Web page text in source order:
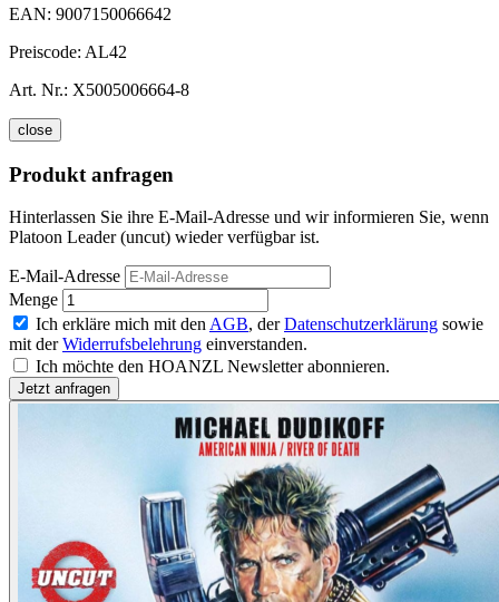
EAN: 9007150066642
Preiscode: AL42
Art. Nr.: X5005006664-8
close
Produkt anfragen
Hinterlassen Sie ihre E-Mail-Adresse und wir informieren Sie, wenn
Platoon Leader (uncut) wieder verfügbar ist.
E-Mail-Adresse
Menge
Ich erkläre mich mit den AGB, derDatenschutzerklärung sowie
mit derWiderrufsbelehrung einverstanden.
Ich möchte den HOANZL Newsletter abonnieren.